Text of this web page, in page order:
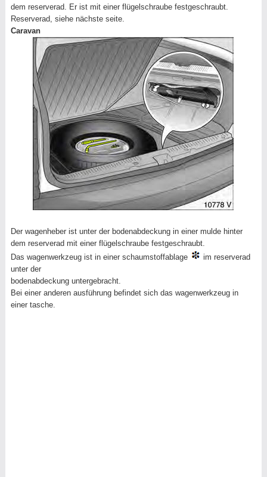
dem reserverad. Er ist mit einer flügelschraube festgeschraubt.
Reserverad, siehe nächste seite.
Caravan
Der wagenheber ist unter der bodenabdeckung in einer mulde hinter
dem reserverad mit einer flügelschraube festgeschraubt.
Das wagenwerkzeug ist in einer schaumstoffablage
im reserverad
unter der
bodenabdeckung untergebracht.
Bei einer anderen ausführung befindet sich das wagenwerkzeug in
einer tasche.